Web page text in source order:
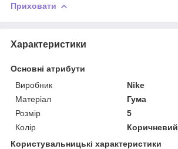
Приховати
Характеристики
Основні атрибути
Виробник
Nike
Матеріал
Гума
Розмір
5
Колір
Коричневий
Користувальницькі характеристики